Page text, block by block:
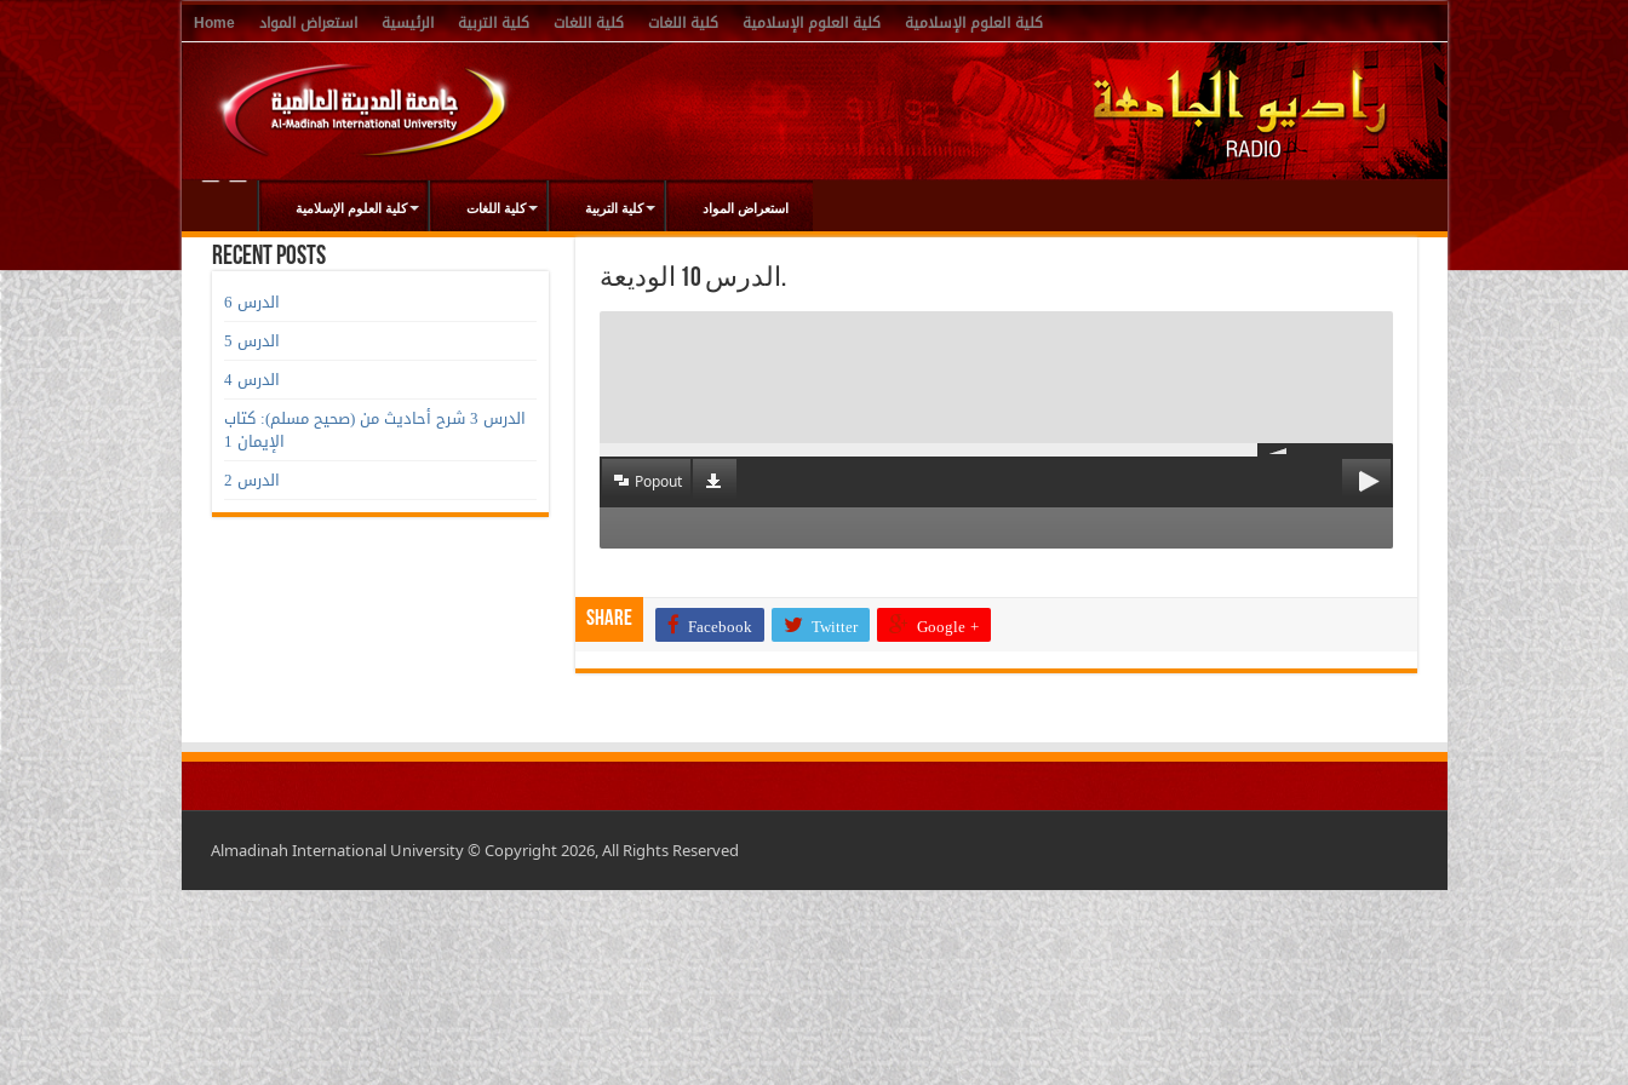
Home استعراض المواد الرئيسية كلية التربية كلية اللغات كلية اللغات كلية العلوم الإسلامية كلية العلوم الإسلامية
كلية العلوم الإسلامية كلية اللغات كلية التربية استعراض المواد
الدرس 10 الوديعة.
Popout
Share Facebook Twitter Google +
Recent Posts
الدرس 6
الدرس 5
الدرس 4
الدرس 3 شرح أحاديث من (صحيح مسلم): كتاب
الإيمان 1
الدرس 2
Almadinah International University © Copyright 2026, All Rights Reserved